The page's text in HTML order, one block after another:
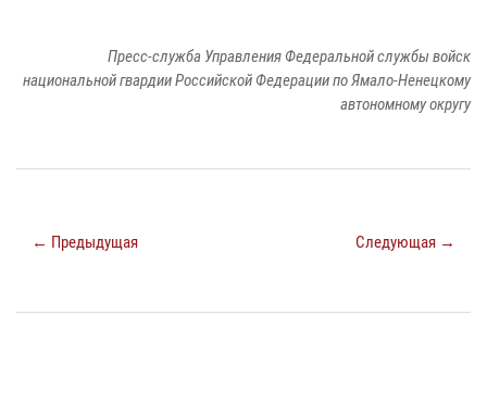
Пресс-служба Управления Федеральной службы войск
национальной гвардии Российской Федерации по Ямало-Ненецкому
автономному округу
← Предыдущая Следующая →